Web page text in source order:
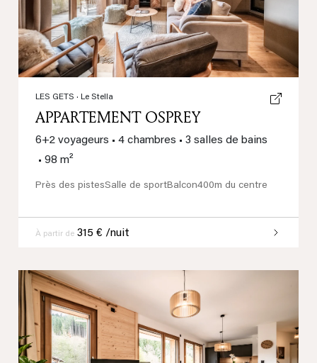
LES GETS · Le Stella
APPARTEMENT OSPREY
6+2 voyageurs • 4 chambres • 3 salles de bains
• 98 m²
Près des pistesSalle de sportBalcon400m du centre
À partir de 315 € /nuit